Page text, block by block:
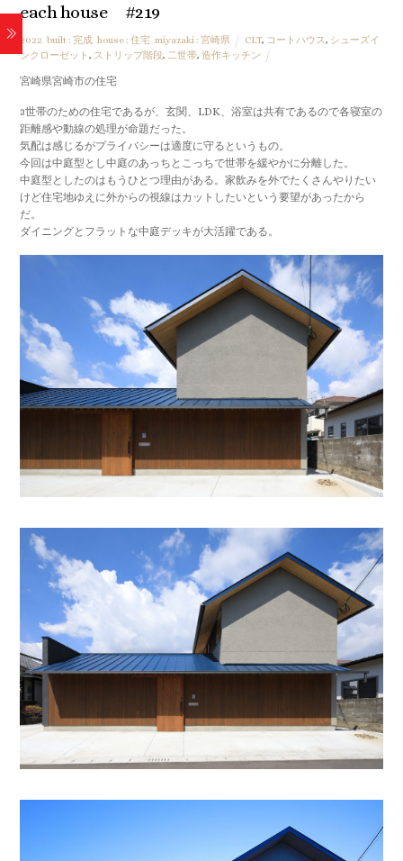
each house #219
2022 ,built : 完成 ,house : 住宅 ,miyazaki : 宮崎県 CLT, コートハウス, シューズイ
ンクローゼット, ストリップ階段,二世帯,造作キッチン
宮崎県宮崎市の住宅
3世帯のための住宅であるが、玄関、LDK、浴室は共有であるので各寝室の
距離感や動線の処理が命題だった。
気配は感じるがプライバシーは適度に守るというもの。
今回は中庭型とし中庭のあっちとこっちで世帯を緩やかに分離した。
中庭型としたのはもうひとつ理由がある。家飲みを外でたくさんやりたい
けど住宅地ゆえに外からの視線はカットしたいという要望があったから
だ。
ダイニングとフラットな中庭デッキが大活躍である。